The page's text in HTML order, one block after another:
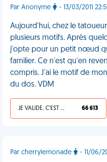
Par Anonyme - 13/03/2011
Aujourd'hui, chez le
plusieurs motifs. Après
j'opte pour un petit nœud
familier. Ce n'est qu'en
compris. J'ai le motif de
du dos. VDM
JE VALIDE, C'EST UNE VDM 66 613
Par cherrylemonade - 11/06/